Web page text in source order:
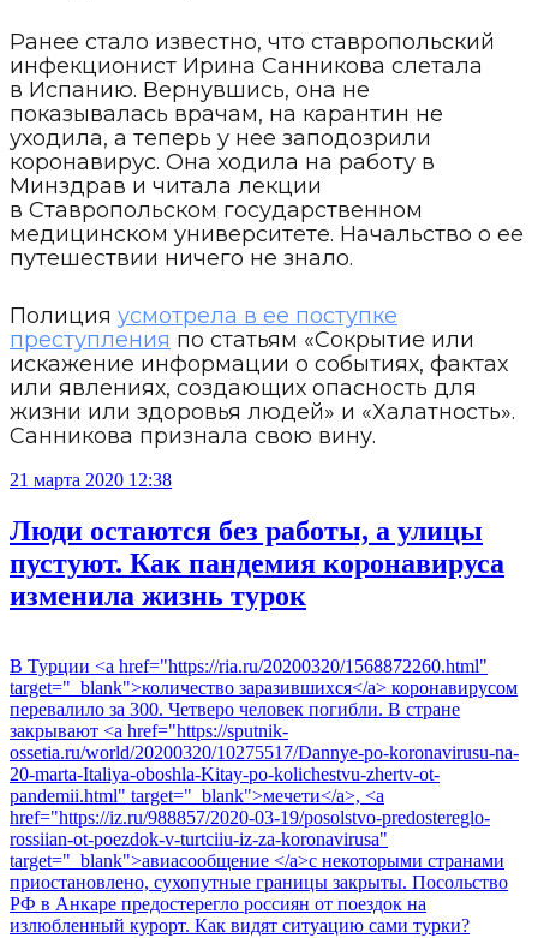
Ранее стало известно, что ставропольский
инфекционист Ирина Санникова слетала
в Испанию. Вернувшись, она не
показывалась врачам, на карантин не
уходила, а теперь у нее заподозрили
коронавирус. Она ходила на работу в
Минздрав и читала лекции
в Ставропольском государственном
медицинском университете. Начальство о ее
путешествии ничего не знало.
Полиция усмотрела в ее поступке
преступления по статьям «Сокрытие или
искажение информации о событиях, фактах
или явлениях, создающих опасность для
жизни или здоровья людей» и «Халатность».
Санникова признала свою вину.
21 марта 2020 12:38
Люди остаются без работы, а улицы
пустуют. Как пандемия коронавируса
изменила жизнь турок
В Турции <a href="https://ria.ru/20200320/1568872260.html"
target="_blank">количество заразившихся</a> коронавирусом
перевалило за 300. Четверо человек погибли. В стране
закрывают <a href="https://sputnik-
ossetia.ru/world/20200320/10275517/Dannye-po-koronavirusu-na-
20-marta-Italiya-oboshla-Kitay-po-kolichestvu-zhertv-ot-
pandemii.html" target="_blank">мечети</a>, <a
href="https://iz.ru/988857/2020-03-19/posolstvo-predostereglo-
rossiian-ot-poezdok-v-turtciiu-iz-za-koronavirusa"
target="_blank">авиасообщение </a>с некоторыми странами
приостановлено, сухопутные границы закрыты. Посольство
РФ в Анкаре предостерегло россиян от поездок на
излюбленный курорт. Как видят ситуацию сами турки?